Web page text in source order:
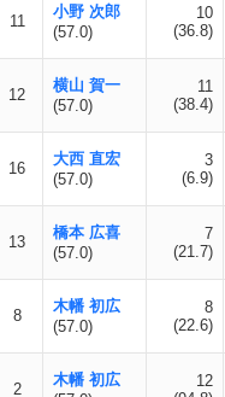
11
小野 次郎
(57.0)
10
(36.8)
12
横山 賀一
(57.0)
11
(38.4)
16
大西 直宏
(57.0)
3
(6.9)
13
橋本 広喜
(57.0)
7
(21.7)
8
木幡 初広
(57.0)
8
(22.6)
2
木幡 初広
12